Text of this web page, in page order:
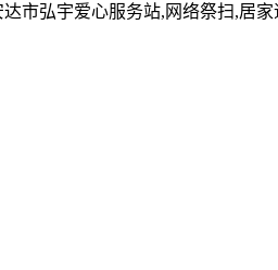
市弘宇爱心服务站,网络祭扫,居